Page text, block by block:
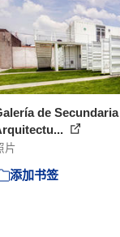
de
片
添加书签